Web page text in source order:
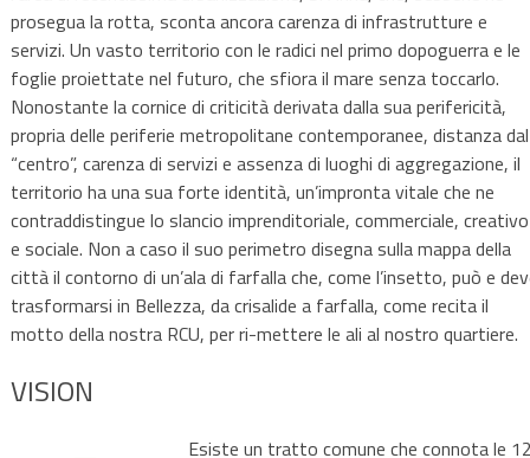
prosegua la rotta, sconta ancora carenza di infrastrutture e
servizi. Un vasto territorio con le radici nel primo dopoguerra e le
foglie proiettate nel futuro, che sfiora il mare senza toccarlo.
Nonostante la cornice di criticità derivata dalla sua perifericità,
propria delle periferie metropolitane contemporanee, distanza dal
“centro”, carenza di servizi e assenza di luoghi di aggregazione, il
territorio ha una sua forte identità, un’impronta vitale che ne
contraddistingue lo slancio imprenditoriale, commerciale, creativo
e sociale. Non a caso il suo perimetro disegna sulla mappa della
città il contorno di un’ala di farfalla che, come l’insetto, può e
trasformarsi in Bellezza, da crisalide a farfalla, come recita il
motto della nostra RCU, per ri-mettere le ali al nostro quartiere.
VISION
Esiste un tratto comune che connota le